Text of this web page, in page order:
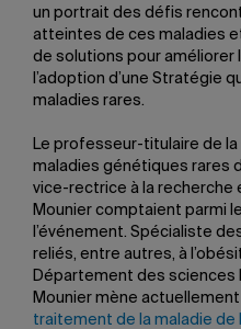
un portrait des défis
atteintes de ces maladies
de solutions pour améliorer
l’adoption d’une Stratégie
maladies rares.
Le professeur-titulaire de
maladies génétiques rares
vice-rectrice à la recherche
Mounier comptaient parmi
l’événement. Spécialiste
reliés, entre autres, à
Département des sciences
Mounier mène actuellement
traitement de la maladie de